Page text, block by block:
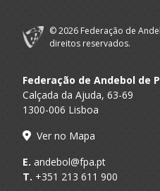
© 2026 Federação de
direitos reservados.
Federação de Andebol de
Calçada da Ajuda, 63-69
1300-006 Lisboa
Ver no Mapa
E. andebol@fpa.pt
T. +351 213 611 900